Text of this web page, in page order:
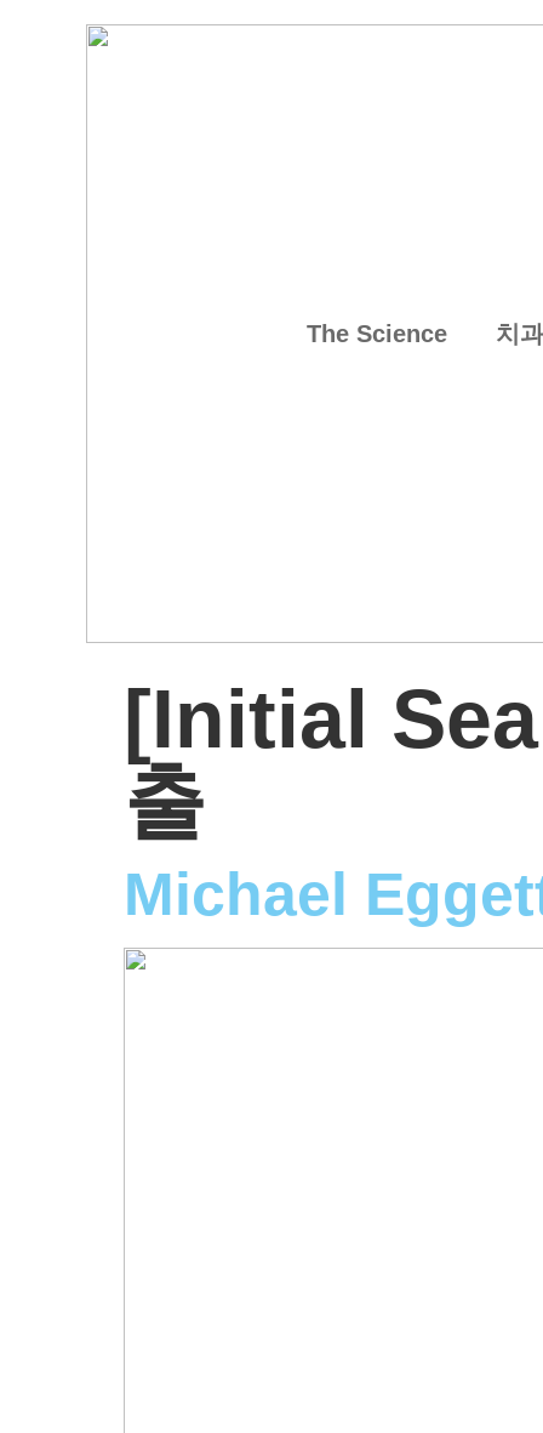
The Science 치
[Initial
출
Michael